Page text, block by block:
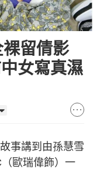
留倩影
女寫真濕
事講到由孫慧雪
歐瑞偉飾）一